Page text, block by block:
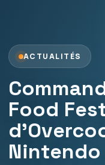
ACTUALITÉS
Food